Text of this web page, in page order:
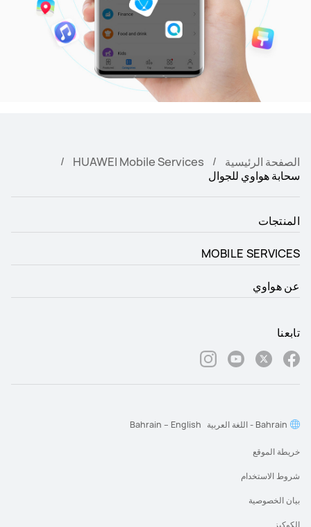
الصفحة الرئيسية
HUAWEI Mobile Services
سحابة هواوي للجوال
المنتجات
MOBILE SERVICES
عن هواوي
تابعنا
خريطة الموقع
شروط الاستخدام
بيان الخصوصية
الكوكيز
Bahrain - اللغة العربية Bahrain – English